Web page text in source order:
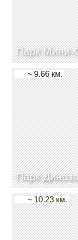
Парк Мини-
Парк
~ 9.66 км.
~ 10.23 км.